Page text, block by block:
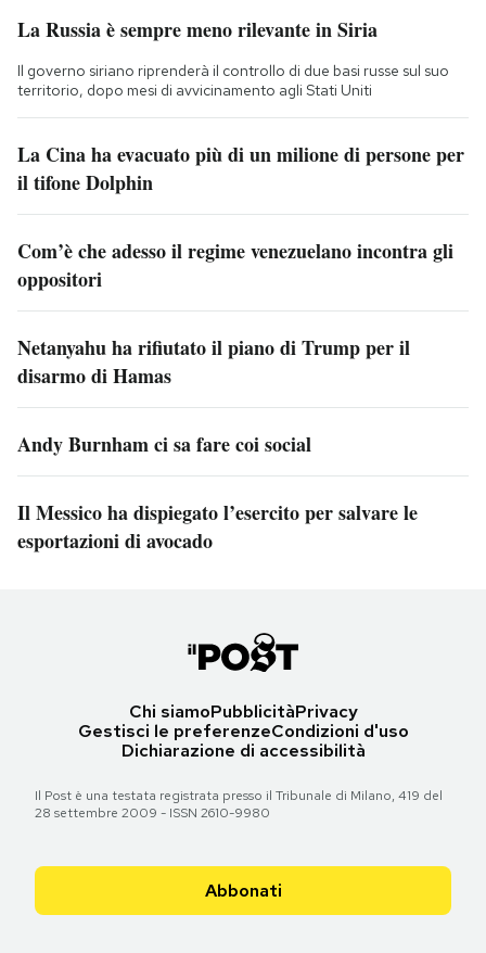
La Russia è sempre meno rilevante in Siria
Il governo siriano riprenderà il controllo di due basi russe sul suo
territorio, dopo mesi di avvicinamento agli Stati Uniti
La Cina ha evacuato più di un milione di persone per
il tifone Dolphin
Com’è che adesso il regime venezuelano incontra gli
oppositori
Netanyahu ha rifiutato il piano di Trump per il
disarmo di Hamas
Andy Burnham ci sa fare coi social
Il Messico ha dispiegato l’esercito per salvare le
esportazioni di avocado
Chi siamoPubblicitàPrivacy
Gestisci le preferenzeCondizioni d'uso
Dichiarazione di accessibilità
Il Post è una testata registrata presso il Tribunale di Milano, 419 del
28 settembre 2009 - ISSN 2610-9980
Abbonati